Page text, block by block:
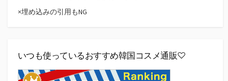
×埋め込みの引用もNG
いつも使っているおすすめ韓国コスメ通販♡